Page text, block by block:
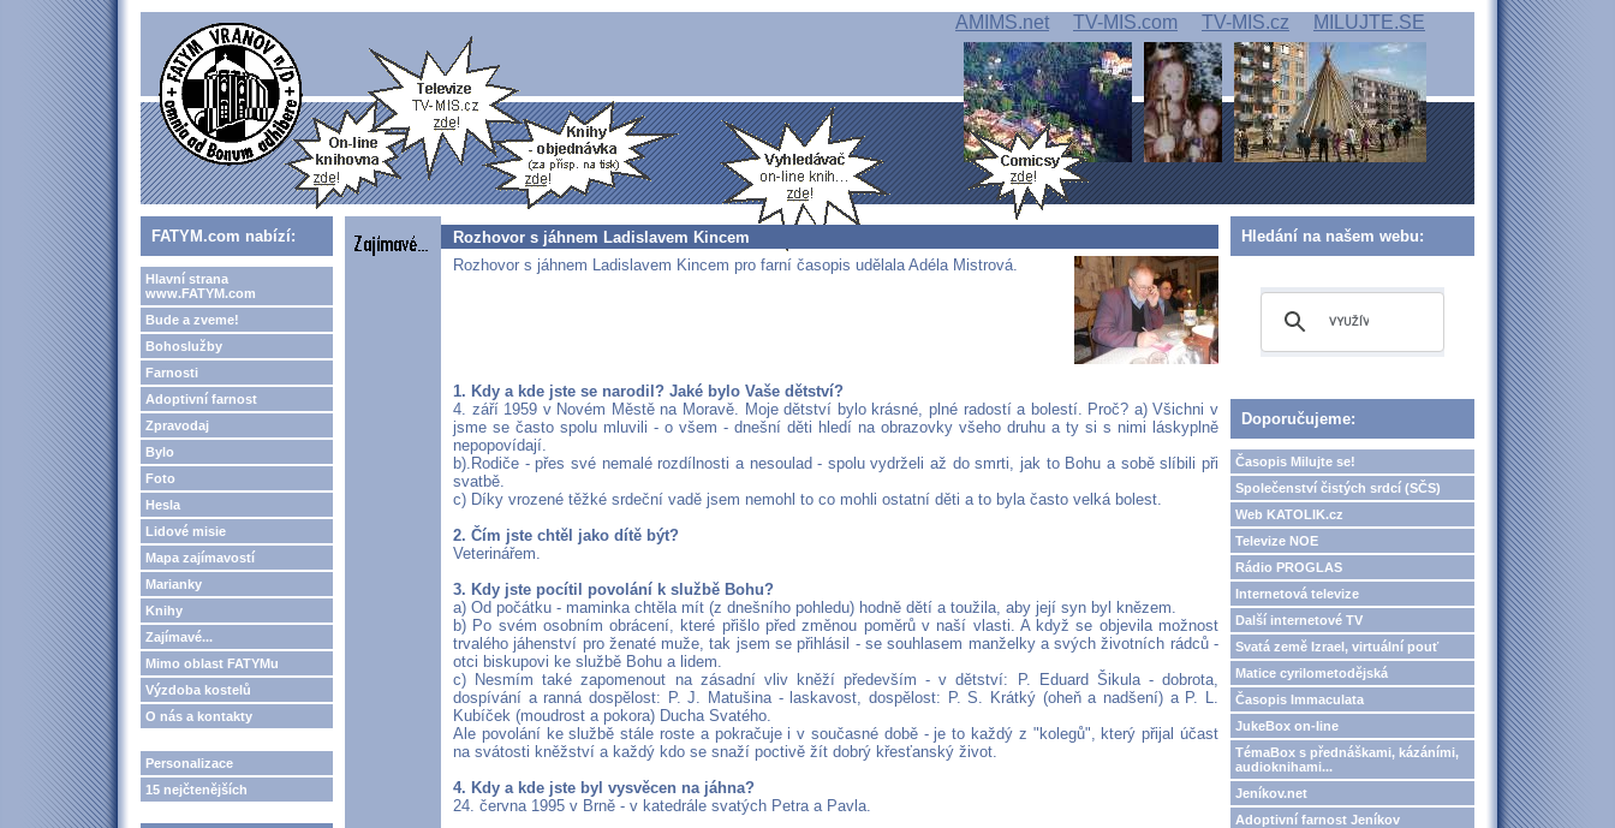
AMIMS.net TV-MIS.com TV-MIS.cz MILUJTE.SE
FATYM.com nabízí:
Hlavní strana
www.FATYM.com
Bude a zveme!
Bohoslužby
Farnosti
Adoptivní farnost
Zpravodaj
Bylo
Foto
Hesla
Lidové misie
Mapa zajímavostí
Marianky
Knihy
Zajímavé...
Mimo oblast FATYMu
Výzdoba kostelů
O nás a kontakty
Personalizace
15 nejčtenějších
Rozhovor s jáhnem Ladislavem Kincem
Rozhovor s jáhnem Ladislavem Kincem pro farní časopis udělala Adéla Mistrová.
1. Kdy a kde jste se narodil? Jaké bylo Vaše dětství?
4. září 1959 v Novém Městě na Moravě. Moje dětství bylo krásné, plné radostí a bolestí. Proč? a) Všichni v
jsme se často spolu mluvili - o všem - dnešní děti hledí na obrazovky všeho druhu a ty si s nimi láskyplně
nepopovídají.
b).Rodiče - přes své nemalé rozdílnosti a nesoulad - spolu vydrželi až do smrti, jak to Bohu a sobě slíbili při
svatbě.
c) Díky vrozené těžké srdeční vadě jsem nemohl to co mohli ostatní děti a to byla často velká bolest.
2. Čím jste chtěl jako dítě být?
Veterinářem.
3. Kdy jste pocítil povolání k službě Bohu?
a) Od počátku - maminka chtěla mít (z dnešního pohledu) hodně dětí a toužila, aby její syn byl knězem.
b) Po svém osobním obrácení, které přišlo před změnou poměrů v naší vlasti. A když se objevila možnost
trvalého jáhenství pro ženaté muže, tak jsem se přihlásil - se souhlasem manželky a svých životních rádců -
otci biskupovi ke službě Bohu a lidem.
c) Nesmím také zapomenout na zásadní vliv kněží především - v dětství: P. Eduard Šikula - dobrota,
dospívání a ranná dospělost: P. J. Matušina - laskavost, dospělost: P. S. Krátký (oheň a nadšení) a P. L.
Kubíček (moudrost a pokora) Ducha Svatého.
Ale povolání ke službě stále roste a pokračuje i v současné době - je to každý z "kolegů", který přijal účast
na svátosti kněžství a každý kdo se snaží poctivě žít dobrý křesťanský život.
4. Kdy a kde jste byl vysvěcen na jáhna?
24. června 1995 v Brně - v katedrále svatých Petra a Pavla.
Hledání na našem webu:
Doporučujeme:
Časopis Milujte se!
Společenství čistých srdcí (SČS)
Web KATOLIK.cz
Televize NOE
Rádio PROGLAS
Internetová televize
Další internetové TV
Svatá země Izrael, virtuální pouť
Matice cyrilometodějská
Časopis Immaculata
JukeBox on-line
TémaBox s přednáškami, kázáními,
audioknihami...
Jeníkov.net
Adoptivní farnost Jeníkov